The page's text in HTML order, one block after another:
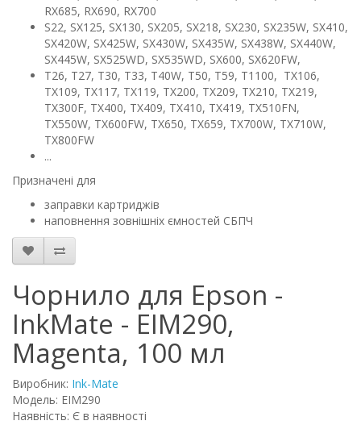
RX685, RX690, RX700
S22, SX125, SX130, SX205, SX218, SX230, SX235W, SX410,
SX420W, SX425W, SX430W, SX435W, SX438W, SX440W,
SX445W, SX525WD, SX535WD, SX600, SX620FW,
T26, T27, T30, T33, T40W, T50, T59, T1100, TX106,
TX109, TX117, TX119, TX200, TX209, TX210, TX219,
TX300F, TX400, TX409, TX410, TX419, TX510FN,
TX550W, TX600FW, TX650, TX659, TX700W, TX710W,
TX800FW
...
Призначені для
заправки картриджів
наповнення зовнішніх ємностей СБПЧ
Чорнило для Epson -
InkMate - EIM290,
Magenta, 100 мл
Виробник: Ink-Mate
Модель: EIM290
Наявність: Є в наявності